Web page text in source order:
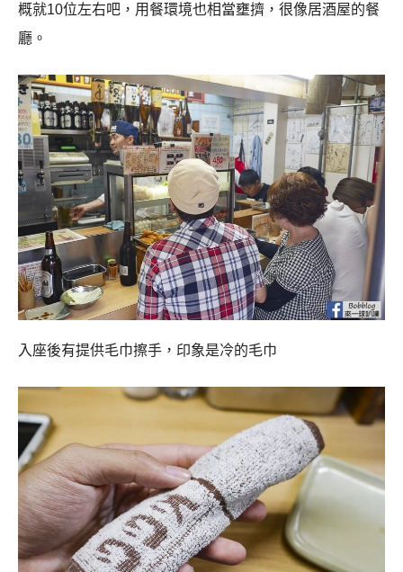
概就10位左右吧，用餐環境也相當壅擠，很像居酒屋的餐
廳。
入座後有提供毛巾擦手，印象是冷的毛巾